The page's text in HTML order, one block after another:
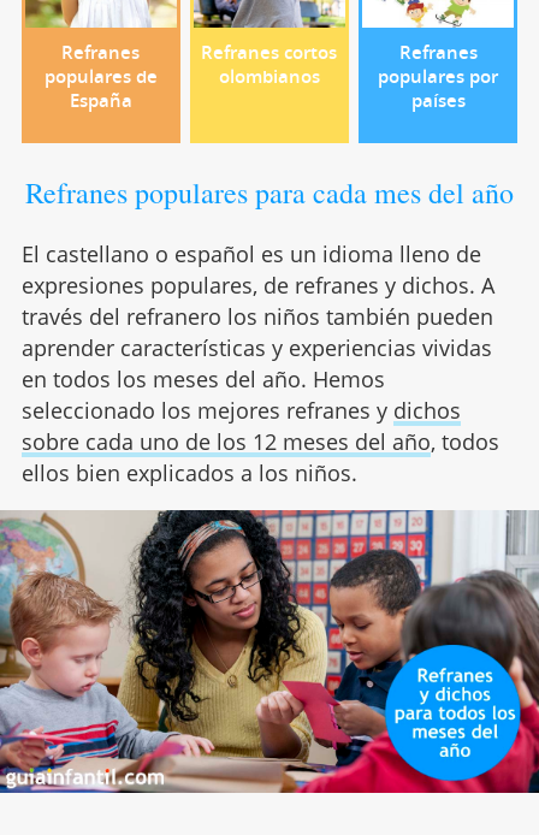
Refranes
populares de
España
Refranes cortos
olombianos
Refranes
populares por
países
Refranes populares para cada mes del año
El castellano o español es un idioma lleno de
expresiones populares, de refranes y dichos. A
través del refranero los niños también pueden
aprender características y experiencias vividas
en todos los meses del año. Hemos
seleccionado los mejores refranes y dichos
sobre cada uno de los 12 meses del año, todos
ellos bien explicados a los niños.